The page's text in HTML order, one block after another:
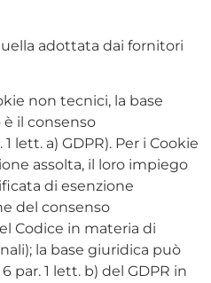
adottata dai fornitori
non tecnici, la base
il consenso
lett. a) GDPR). Per i Cookie
assolta, il loro impiego
di esenzione
del consenso
Codice in materia di
la base giuridica può
par. 1 lett. b) del GDPR in